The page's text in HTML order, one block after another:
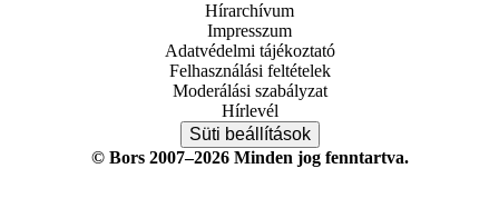
Hírarchívum
Impresszum
Adatvédelmi tájékoztató
Felhasználási feltételek
Moderálási szabályzat
Hírlevél
Süti beállítások
© Bors 2007–2026 Minden jog fenntartva.